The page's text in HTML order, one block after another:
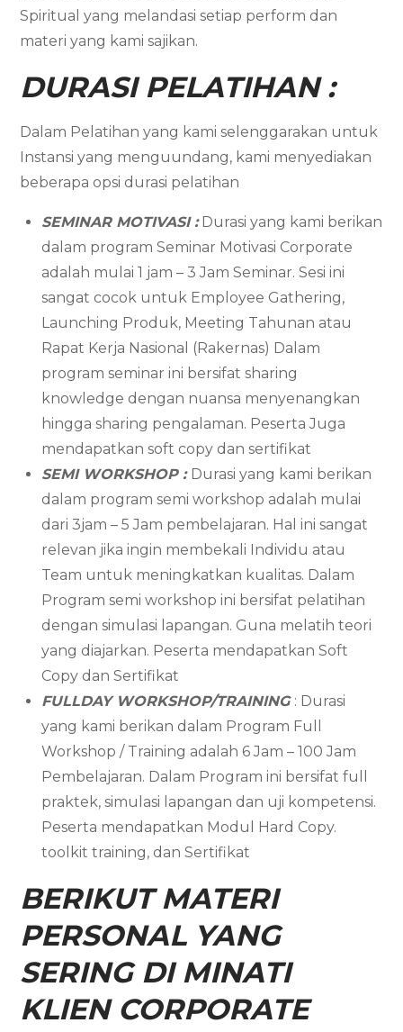
Spiritual yang melandasi setiap perform dan
materi yang kami sajikan.
DURASI PELATIHAN :
Dalam Pelatihan yang kami selenggarakan untuk
Instansi yang menguundang, kami menyediakan
beberapa opsi durasi pelatihan
SEMINAR MOTIVASI :Durasi yang kami berikan
dalam program Seminar Motivasi Corporate
adalah mulai 1 jam – 3 Jam Seminar. Sesi ini
sangat cocok untuk Employee Gathering,
Launching Produk, Meeting Tahunan atau
Rapat Kerja Nasional (Rakernas) Dalam
program seminar ini bersifat sharing
knowledge dengan nuansa menyenangkan
hingga sharing pengalaman. Peserta Juga
mendapatkan soft copy dan sertifikat
SEMI WORKSHOP : Durasi yang kami berikan
dalam program semi workshop adalah mulai
dari 3jam – 5 Jam pembelajaran. Hal ini sangat
relevan jika ingin membekali Individu atau
Team untuk meningkatkan kualitas. Dalam
Program semi workshop ini bersifat pelatihan
dengan simulasi lapangan. Guna melatih teori
yang diajarkan. Peserta mendapatkan Soft
Copy dan Sertifikat
FULLDAY WORKSHOP/TRAINING : Durasi
yang kami berikan dalam Program Full
Workshop / Training adalah 6 Jam – 100 Jam
Pembelajaran. Dalam Program ini bersifat full
praktek, simulasi lapangan dan uji kompetensi.
Peserta mendapatkan Modul Hard Copy.
toolkit training, dan Sertifikat
BERIKUT MATERI
PERSONAL YANG
SERING DI MINATI
KLIEN CORPORATE